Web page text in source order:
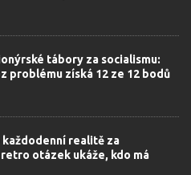
tábory za socialismu:
problému získá 12 ze 12 bodů
realitě za
retro otázek ukáže, kdo má